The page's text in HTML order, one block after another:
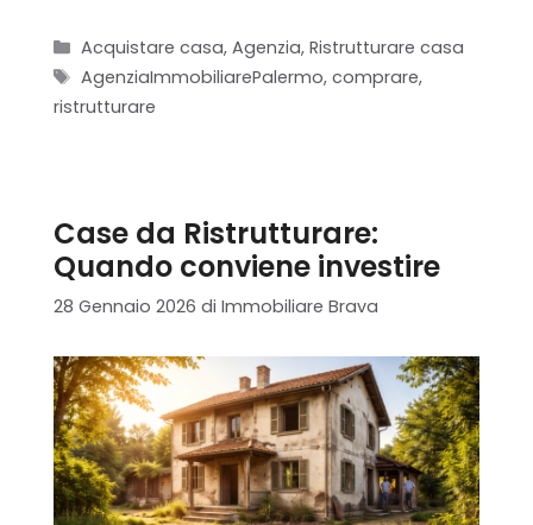
Home
Categorie
Acquistare casa,Agenzia,Ristrutturare casa
Tag
AgenziaImmobiliarePalermo,comprare,
ristrutturare
Case da Ristrutturare:
Quando conviene investire
28 Gennaio 2026 di Immobiliare Brava